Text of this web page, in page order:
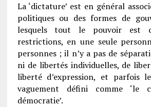
La ‘dictature’ est en général
politiques ou des formes de
lesquels tout le pouvoir est
restrictions, en une seule
personnes ; il n’y a pas de
ni de libertés individuelles, de
liberté d’expression, et parfois
vaguement défini comme ‘le
démocratie’.